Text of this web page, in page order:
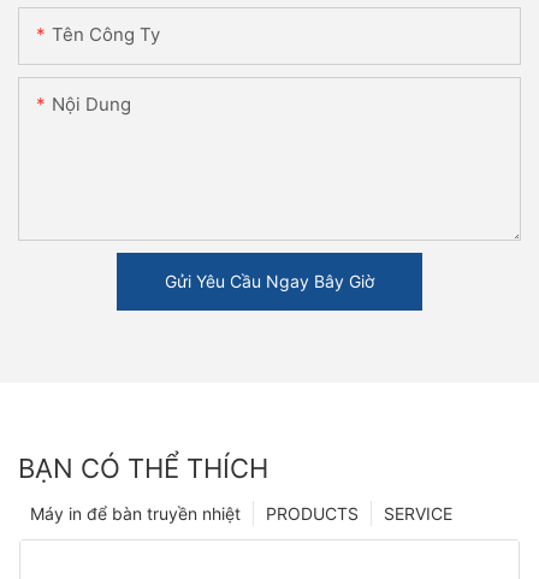
Tên Công Ty
Nội Dung
Gửi Yêu Cầu Ngay Bây Giờ
BẠN CÓ THỂ THÍCH
SERVICE
PRODUCTS
Máy in để bàn truyền nhiệt